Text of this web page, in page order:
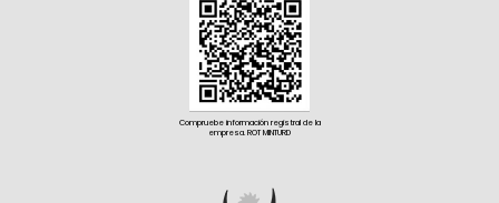
Compruebe información registral de la
empresa. ROT MINTURD